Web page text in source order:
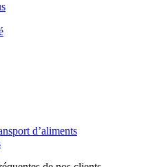
d’aliments